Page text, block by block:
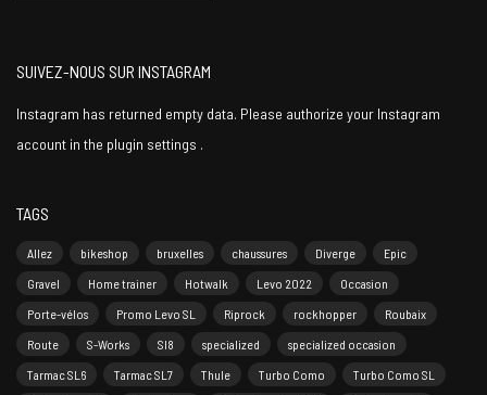
SUIVEZ-NOUS SUR INSTAGRAM
Instagram has returned empty data. Please authorize your Instagram
account in the plugin settings .
TAGS
Allez bikeshop bruxelles chaussures Diverge
Epic
Gravel
Home trainer Hotwalk Levo 2022
Occasion
Porte-vélos
Promo Levo SL Riprock rockhopper
Roubaix
Route
S-Works Sl8 specialized
specialized occasion
Tarmac SL6
Tarmac SL7 Thule Turbo Como
Turbo Como SL